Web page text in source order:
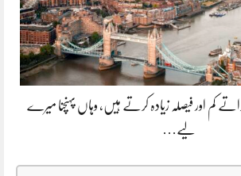
کم اور فیصلہ زیادہ کرتے ہیں، وہاں پہنچنا میرے
لیے…